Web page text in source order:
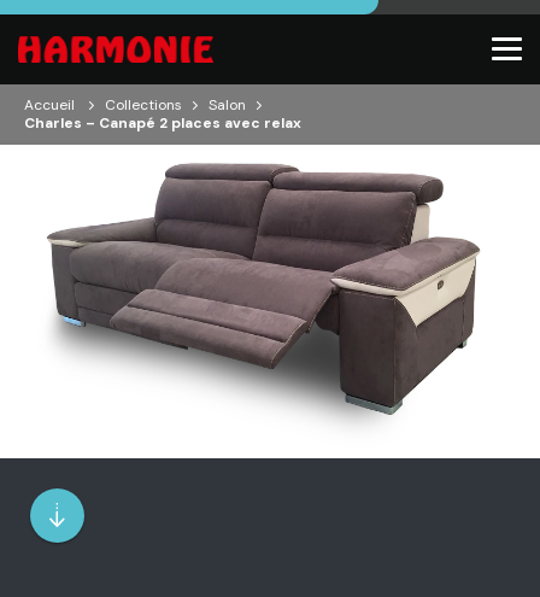
Accueil Collections
Salon
Charles – Canapé 2 places avec relax